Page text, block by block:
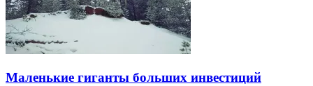
Маленькие гиганты больших инвестиций